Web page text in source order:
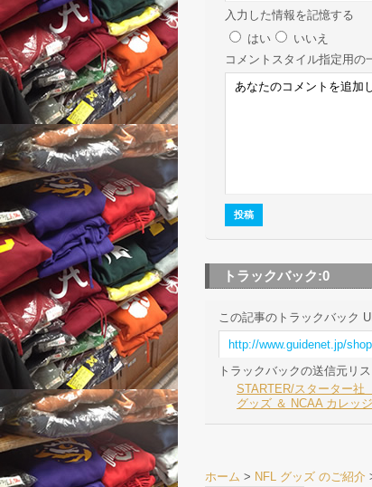
入力した情報を記憶する
はい
いいえ
コメント スタイル指定用の
トラックバック:0
この記事のトラックバック
http://www.guidenet.jp/
トラックバックの送信元リス
STARTER/スターター社
グッズ ＆ NCAA カレッ
ホーム > NFL グッズ のご紹介